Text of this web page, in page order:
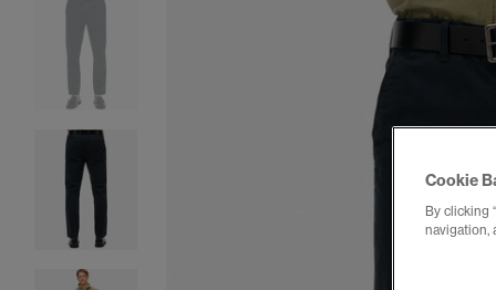
Cookie
By clicking
navigation,